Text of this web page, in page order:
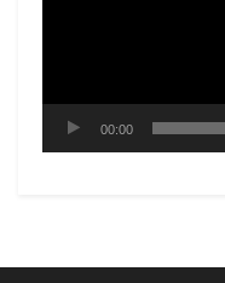
00:00